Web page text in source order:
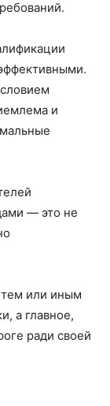
и
— это не
тем или иным
а главное,
ради своей